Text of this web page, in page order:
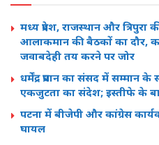
मध्य प्रदेश, राजस्थान और
आलाकमान की बैठकों का दौर,
जवाबदेही तय करने पर जोर
धर्मेंद्र प्रधान का संसद में सम्मान
एकजुटता का संदेश; इस्तीफे के
पटना में बीजेपी और कांग्रेस
घायल